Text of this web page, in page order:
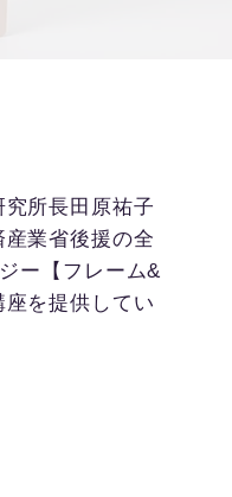
所長田原祐子
産業省後援の全
ー【フレーム&
を提供してい